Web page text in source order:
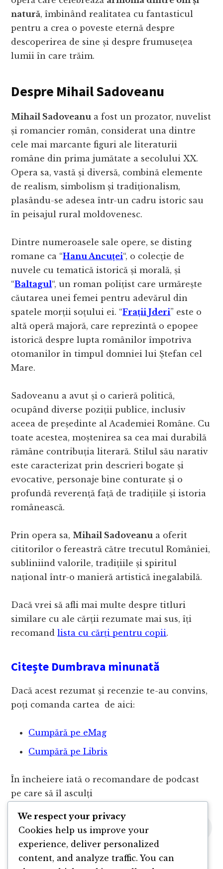
natură, îmbinând realitatea cu fantasticul
pentru a crea o poveste eternă despre
descoperirea de sine și despre frumusețea
lumii în care trăim.
Despre Mihail Sadoveanu
Mihail Sadoveanu a fost un prozator, nuvelist
și romancier român, considerat una dintre
cele mai marcante figuri ale literaturii
române din prima jumătate a secolului XX.
Opera sa, vastă și diversă, combină elemente
de realism, simbolism și tradiționalism,
plasându-se adesea într-un cadru istoric sau
în peisajul rural moldovenesc.
Dintre numeroasele sale opere, se disting
romane ca “Hanu Ancuței“, o colecție de
nuvele cu tematică istorică și morală, și
“Baltagul“, un roman polițist care urmărește
căutarea unei femei pentru adevărul din
spatele morții soțului ei. “Frații Jderi” este o
altă operă majoră, care reprezintă o epopee
istorică despre lupta românilor împotriva
otomanilor în timpul domniei lui Ștefan cel
Mare.
Sadoveanu a avut și o carieră politică,
ocupând diverse poziții publice, inclusiv
aceea de președinte al Academiei Române. Cu
toate acestea, moștenirea sa cea mai durabilă
rămâne contribuția literară. Stilul său narativ
este caracterizat prin descrieri bogate și
evocative, personaje bine conturate și o
profundă reverență față de tradițiile și istoria
românească.
Prin opera sa, Mihail Sadoveanu a oferit
cititorilor o fereastră către trecutul României,
subliniind valorile, tradițiile și spiritul
național într-o manieră artistică inegalabilă.
Dacă vrei să afli mai multe despre titluri
similare cu ale cărții rezumate mai sus, îți
recomandlista cu cărți pentru copii.
Citește Dumbrava minunată
Dacă acest rezumat și recenzie te-au convins,
poți comanda cartea de aici:
Cumpără pe eMag
Cumpără pe Libris
În încheiere iată o recomandare de podcast
pe care să îl asculți
We respect your privacy
Cookies help us improve your
experience, deliver personalized
content, and analyze traffic. You can